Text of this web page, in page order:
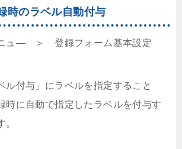
時のラベル自動付与
ュ― ＞ 登録フォーム基本設定
ル付与」にラベルを指定すること
時に自動で指定したラベルを付与す
。